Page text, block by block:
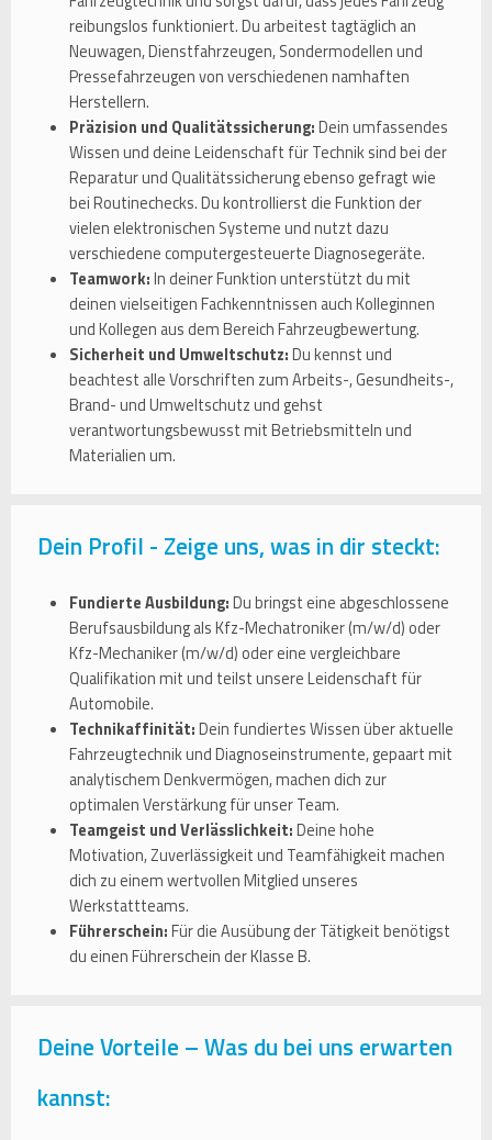
reibungslos funktioniert. Du arbeitest tagtäglich an
Neuwagen, Dienstfahrzeugen, Sondermodellen und
Pressefahrzeugen von verschiedenen namhaften
Herstellern.
Präzision und Qualitätssicherung:Dein umfassendes
Wissen und deine Leidenschaft für Technik sind bei der
Reparatur und Qualitätssicherung ebenso gefragt wie
bei Routinechecks. Du kontrollierst die Funktion der
vielen elektronischen Systeme und nutzt dazu
verschiedene computergesteuerte Diagnosegeräte.
Teamwork:In deiner Funktion unterstützt du mit
deinen vielseitigen Fachkenntnissen auch Kolleginnen
und Kollegen aus dem Bereich Fahrzeugbewertung.
Sicherheit und Umweltschutz:Du kennst und
beachtest alle Vorschriften zum Arbeits-, Gesundheits-,
Brand- und Umweltschutz und gehst
verantwortungsbewusst mit Betriebsmitteln und
Materialien um.
Dein Profil - Zeige uns, was in dir steckt:
Fundierte Ausbildung:Du bringst eine abgeschlossene
Berufsausbildung als Kfz-Mechatroniker (m/w/d) oder
Kfz-Mechaniker (m/w/d) oder eine vergleichbare
Qualifikation mit und teilst unsere Leidenschaft für
Automobile.
Technikaffinität:Dein fundiertes Wissen über aktuelle
Fahrzeugtechnik und Diagnoseinstrumente, gepaart mit
analytischem Denkvermögen, machen dich zur
optimalen Verstärkung für unser Team.
Teamgeist und Verlässlichkeit:Deine hohe
Motivation, Zuverlässigkeit und Teamfähigkeit machen
dich zu einem wertvollen Mitglied unseres
Werkstattteams.
Führerschein:Für die Ausübung der Tätigkeit benötigst
du einen Führerschein der Klasse B.
Deine Vorteile – Was du bei uns erwarten
kannst: